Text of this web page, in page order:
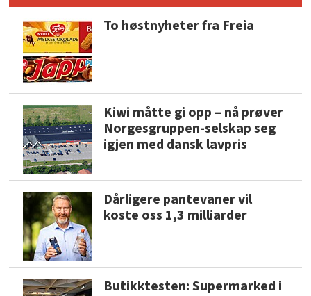
To høstnyheter fra Freia
Kiwi måtte gi opp – nå prøver
Norgesgruppen-selskap seg
igjen med dansk lavpris
Dårligere pantevaner vil
koste oss 1,3 milliarder
Butikktesten: Supermarked i